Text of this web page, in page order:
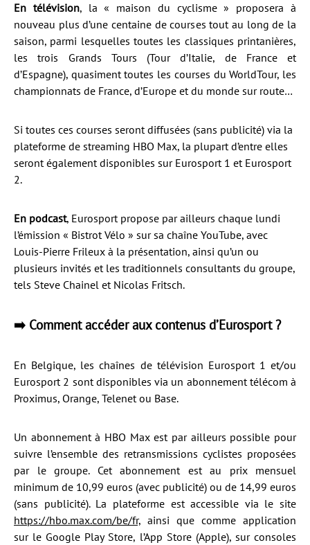
En télévision, la « maison du cyclisme » proposera à
nouveau plus d’une centaine de courses tout au long de la
saison, parmi lesquelles toutes les classiques printanières,
les trois Grands Tours (Tour d’Italie, de France et
d’Espagne), quasiment toutes les courses du WorldTour, les
championnats de France, d’Europe et du monde sur route…
Si toutes ces courses seront diffusées (sans publicité) via la
plateforme de streaming HBO Max, la plupart d’entre elles
seront également disponibles sur Eurosport 1 et Eurosport
2.
En podcast, Eurosport propose par ailleurs chaque lundi
l’émission « Bistrot Vélo » sur sa chaîne YouTube, avec
Louis-Pierre Frileux à la présentation, ainsi qu’un ou
plusieurs invités et les traditionnels consultants du groupe,
tels Steve Chainel et Nicolas Fritsch.
➡️ Comment accéder aux contenus d’Eurosport ?
En Belgique, les chaînes de télévision Eurosport 1 et/ou
Eurosport 2 sont disponibles via un abonnement télécom à
Proximus, Orange, Telenet ou Base.
Un abonnement à HBO Max est par ailleurs possible pour
suivre l’ensemble des retransmissions cyclistes proposées
par le groupe. Cet abonnement est au prix mensuel
minimum de 10,99 euros (avec publicité) ou de 14,99 euros
(sans publicité). La plateforme est accessible via le site
https://hbo.max.com/be/fr, ainsi que comme application
sur le Google Play Store, l’App Store (Apple), sur consoles